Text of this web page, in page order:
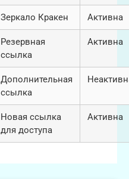
Зеркало Кракен Активна
Резервная
ссылка
Активна
Дополнительная
ссылка
Новая ссылка
для доступа
Активна